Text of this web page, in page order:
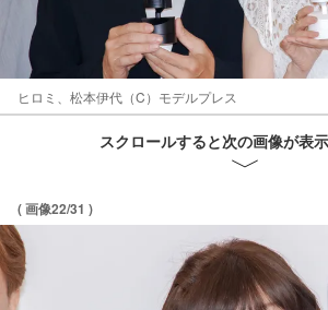
ヒロミ、松本伊代（C）モデルプレス
スクロールすると次の画像が表
( 画像22/31 )